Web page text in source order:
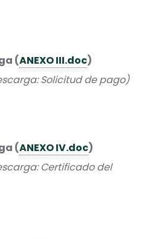
(ANEXO III.doc)
Solicitud de pago)
(ANEXO IV.doc)
Certificado del